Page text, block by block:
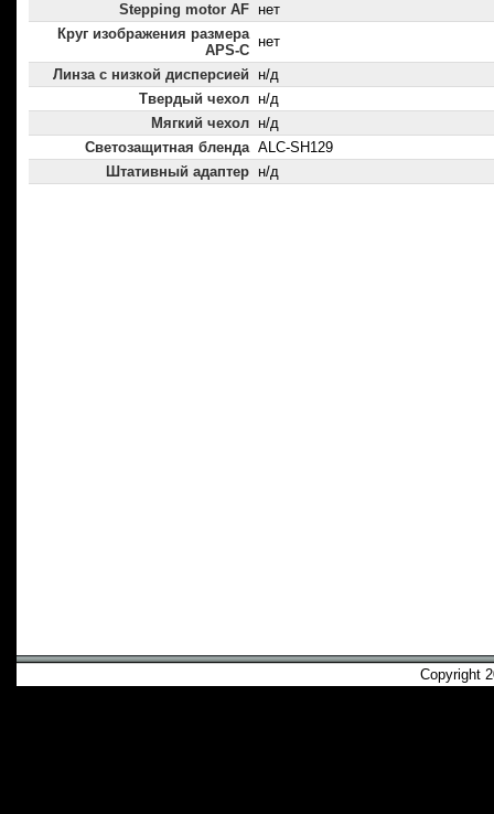
Stepping motor AF нет
Круг изображения размера
APS-C
нет
Линза с низкой дисперсией
н/д
Твердый чехол н/д
Мягкий чехол н/д
Светозащитная бленда ALC-SH129
Штативный адаптер н/д
Copyright